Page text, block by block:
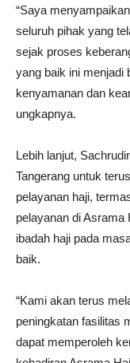
“Saya
seluruh pihak yang
sejak proses
yang baik ini menjadi
kenyamanan dan
ungkapnya.
Lebih lanjut,
Tangerang untuk
pelayanan haji,
pelayanan di Asrama
ibadah haji pada
baik.
“Kami akan terus
peningkatan fasilitas
dapat memperoleh